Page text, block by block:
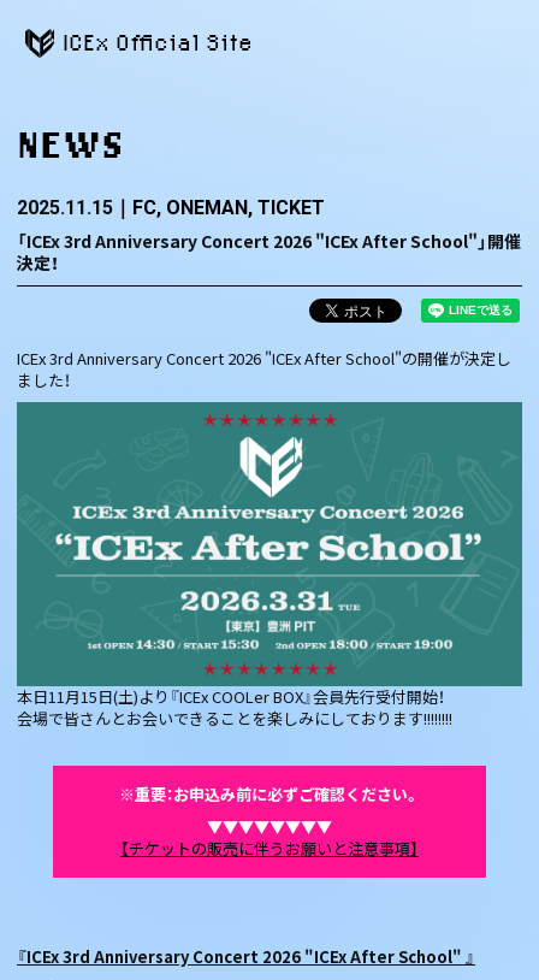
ICEx Official Site
NEWS
2025.11.15 FC ONEMAN TICKET
「ICEx 3rd Anniversary Concert 2026 "ICEx After School"」開催
決定！
ICEx 3rd Anniversary Concert 2026 "ICEx After School"の開催が決定し
ました！
本日11月15日(土)より『ICEx COOLer BOX』会員先行受付開始！
会場で皆さんとお会いできることを楽しみにしております!!!!!!!!
※重要：お申込み前に必ずご確認ください。
▼▼▼▼▼▼▼▼
【チケットの販売に伴うお願いと注意事項】
『ICEx 3rd Anniversary Concert 2026 "ICEx After School" 』